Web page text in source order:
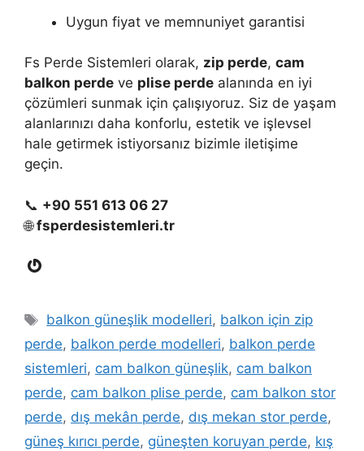
Uygun fiyat ve memnuniyet garantisi
Fs Perde Sistemleri olarak, zip perde, cam
balkon perde ve plise perde alanında en iyi
çözümleri sunmak için çalışıyoruz. Siz de yaşam
alanlarınızı daha konforlu, estetik ve işlevsel
hale getirmek istiyorsanız bizimle iletişime
geçin.
📞 +90 551 613 06 27
🌐fsperdesistemleri.tr
Gravatar
Etiketler
balkon güneşlik modelleri, balkon için zip
perde, balkon perde modelleri, balkon perde
sistemleri, cam balkon güneşlik, cam balkon
perde, cam balkon plise perde, cam balkon stor
perde, dış mekân perde, dış mekan stor perde,
güneş kırıcı perde, güneşten koruyan perde, kış